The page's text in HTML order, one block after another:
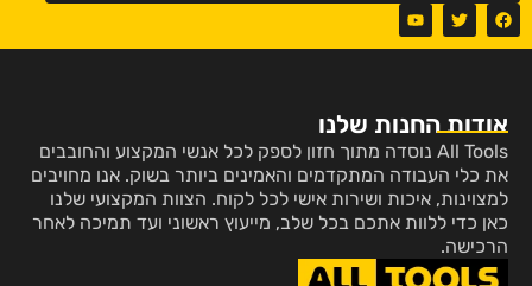
אודות החנות שלנו
All Tools נוסדה מתוך חזון לספק לכל אנשי המקצוע והחובבים
את כלי העבודה המתקדמים והאמינים ביותר בשוק. אנו מחויבים
למצוינות, איכות ושירות אישי לכל לקוח. הצוות המקצועי שלנו
כאן כדי ללוות אתכם בכל שלב, מייעוץ ראשוני ועד תמיכה לאחר
הרכישה.